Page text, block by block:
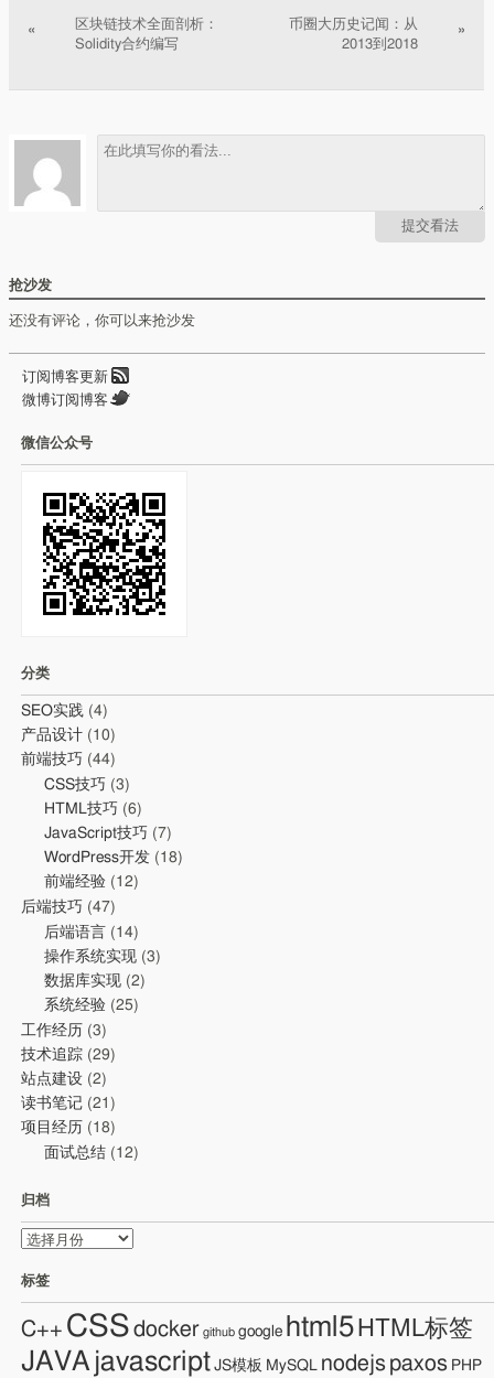
«
区块链技术全面剖析：
Solidity合约编写
币圈大历史记闻：从
2013到2018
»
提交看法
抢沙发
还没有评论，你可以来抢沙发
订阅博客更新
微博订阅博客
微信公众号
分类
SEO实践 (4)
产品设计 (10)
前端技巧 (44)
CSS技巧 (3)
HTML技巧 (6)
JavaScript技巧 (7)
WordPress开发 (18)
前端经验 (12)
后端技巧 (47)
后端语言 (14)
操作系统实现 (3)
数据库实现 (2)
系统经验 (25)
工作经历 (3)
技术追踪 (29)
站点建设 (2)
读书笔记 (21)
项目经历 (18)
面试总结 (12)
归档
归
标签
C++ CSS docker github google html5 HTML标签
JAVA javascript JS模板 MySQL nodejs paxos PHP